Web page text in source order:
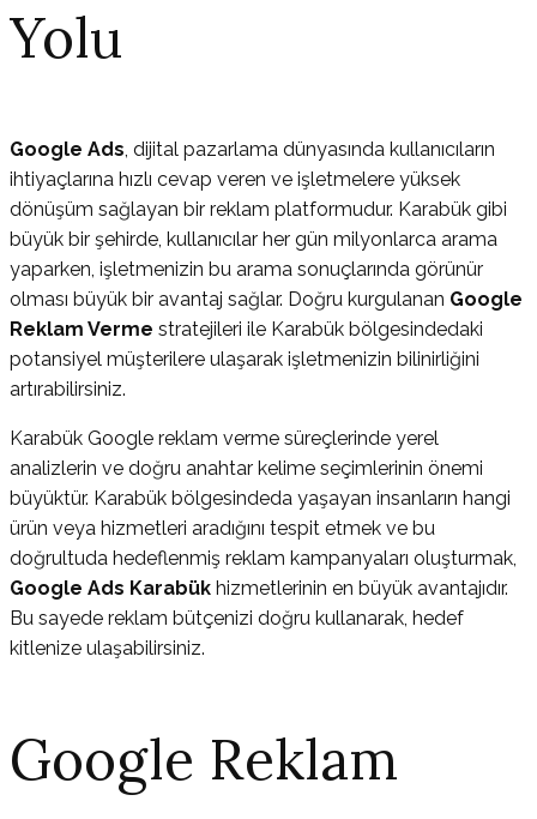
Yolu
Google Ads , dijital pazarlama dünyasında kullanıcıların
ihtiyaçlarına hızlı cevap veren ve işletmelere yüksek
dönüşüm sağlayan bir reklam platformudur. Karabük gibi
büyük bir şehirde, kullanıcılar her gün milyonlarca arama
yaparken, işletmenizin bu arama sonuçlarında görünür
olması büyük bir avantaj sağlar. Doğru kurgulanan Google
Reklam Verme stratejileri ile Karabük bölgesindedaki
potansiyel müşterilere ulaşarak işletmenizin bilinirliğini
artırabilirsiniz.
Karabük Google reklam verme süreçlerinde yerel
analizlerin ve doğru anahtar kelime seçimlerinin önemi
büyüktür. Karabük bölgesindeda yaşayan insanların hangi
ürün veya hizmetleri aradığını tespit etmek ve bu
doğrultuda hedeflenmiş reklam kampanyaları oluşturmak,
Google Ads Karabük hizmetlerinin en büyük avantajıdır.
Bu sayede reklam bütçenizi doğru kullanarak, hedef
kitlenize ulaşabilirsiniz.
Google Reklam